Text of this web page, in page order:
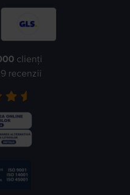
clienți
recenzii